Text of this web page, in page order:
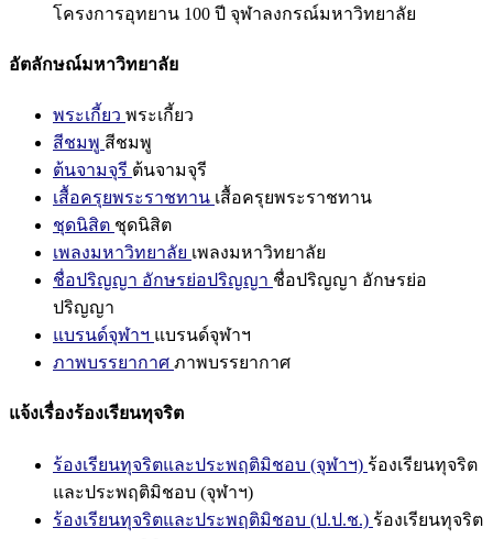
โครงการอุทยาน 100 ปี จุฬาลงกรณ์มหาวิทยาลัย
อัตลักษณ์มหาวิทยาลัย
พระเกี้ยว พระเกี้ยว
สีชมพู สีชมพู
ต้นจามจุรี ต้นจามจุรี
เสื้อครุยพระราชทาน เสื้อครุยพระราชทาน
ชุดนิสิต ชุดนิสิต
เพลงมหาวิทยาลัย เพลงมหาวิทยาลัย
ชื่อปริญญา อักษรย่อปริญญา ชื่อปริญญา อักษรย่อ
ปริญญา
แบรนด์จุฬาฯ แบรนด์จุฬาฯ
ภาพบรรยากาศ ภาพบรรยากาศ
แจ้งเรื่องร้องเรียนทุจริต
ร้องเรียนทุจริตและประพฤติมิชอบ (จุฬาฯ) ร้องเรียนทุจริต
และประพฤติมิชอบ (จุฬาฯ)
ร้องเรียนทุจริตและประพฤติมิชอบ (ป.ป.ช.) ร้องเรียนทุจริต